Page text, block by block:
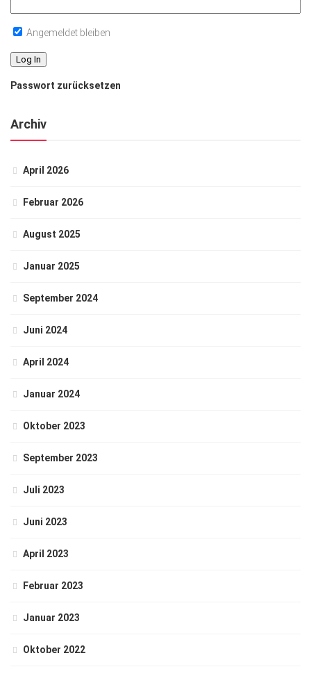
Angemeldet bleiben
Passwort zurücksetzen
Archiv
April 2026
Februar 2026
August 2025
Januar 2025
September 2024
Juni 2024
April 2024
Januar 2024
Oktober 2023
September 2023
Juli 2023
Juni 2023
April 2023
Februar 2023
Januar 2023
Oktober 2022